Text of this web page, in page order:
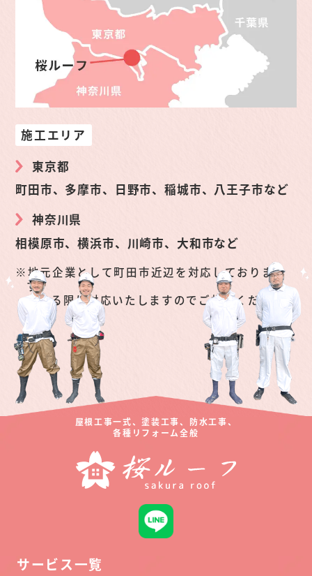
施工エリア
東京都
町田市、多摩市、日野市、稲城市、八王子市など
神奈川県
相模原市、横浜市、川崎市、大和市など
地元企業として町田市近辺を対応しておりま
す。
できる限り対応いたしますのでご相談くださ
い。
屋根工事一式、塗装工事、防水工事、
各種リフォーム全般
サービス一覧